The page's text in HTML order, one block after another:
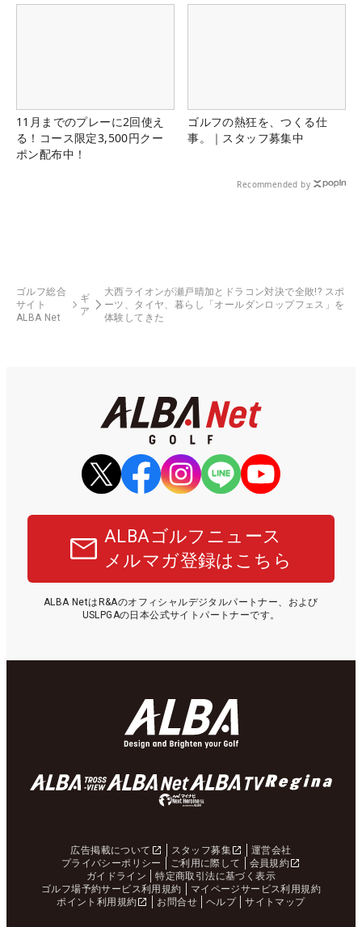
11月までのプレーに2回使え
る！コース限定3,500円クー
ポン配布中！
ゴルフの熱狂を、つくる仕
事。｜スタッフ募集中
Recommended by
ゴルフ総合
サイト
ALBA Net
ギ
ア
大西ライオンが瀬戸晴加とドラコン対決で全敗!? スポ
ーツ、タイヤ、暮らし「オールダンロップフェス」を
体験してきた
ALBAゴルフニュース
メルマガ登録はこちら
ALBA NetはR&Aのオフィシャルデジタルパートナー、および
USLPGAの日本公式サイトパートナーです。
広告掲載について スタッフ募集
運営会社
プライバシーポリシー
ご利用に際して
会員規約
ガイドライン
特定商取引法に基づく表示
ゴルフ場予約サービス利用規約
マイページサービス利用規約
ポイント利用規約
お問合せ ヘルプ サイトマップ